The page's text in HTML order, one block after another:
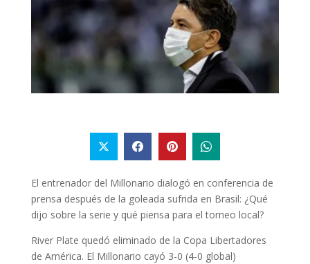
El entrenador del Millonario dialogó en conferencia de
prensa después de la goleada sufrida en Brasil: ¿Qué
dijo sobre la serie y qué piensa para el torneo local?
River Plate quedó eliminado de la Copa Libertadores
de América. El Millonario cayó 3-0 (4-0 global)